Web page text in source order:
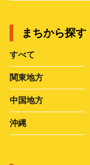
まちから探す
すべて
関東地方
中国地方
沖縄